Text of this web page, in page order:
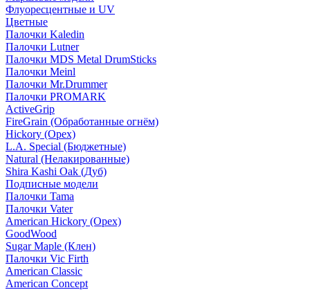
Флуоресцентные и UV
Цветные
Палочки Kaledin
Палочки Lutner
Палочки MDS Metal DrumSticks
Палочки Meinl
Палочки Mr.Drummer
Палочки PROMARK
ActiveGrip
FireGrain (Обработанные огнём)
Hickory (Орех)
L.A. Special (Бюджетные)
Natural (Нелакированные)
Shira Kashi Oak (Дуб)
Подписные модели
Палочки Tama
Палочки Vater
American Hickory (Орех)
GoodWood
Sugar Maple (Клен)
Палочки Vic Firth
American Classic
American Concept